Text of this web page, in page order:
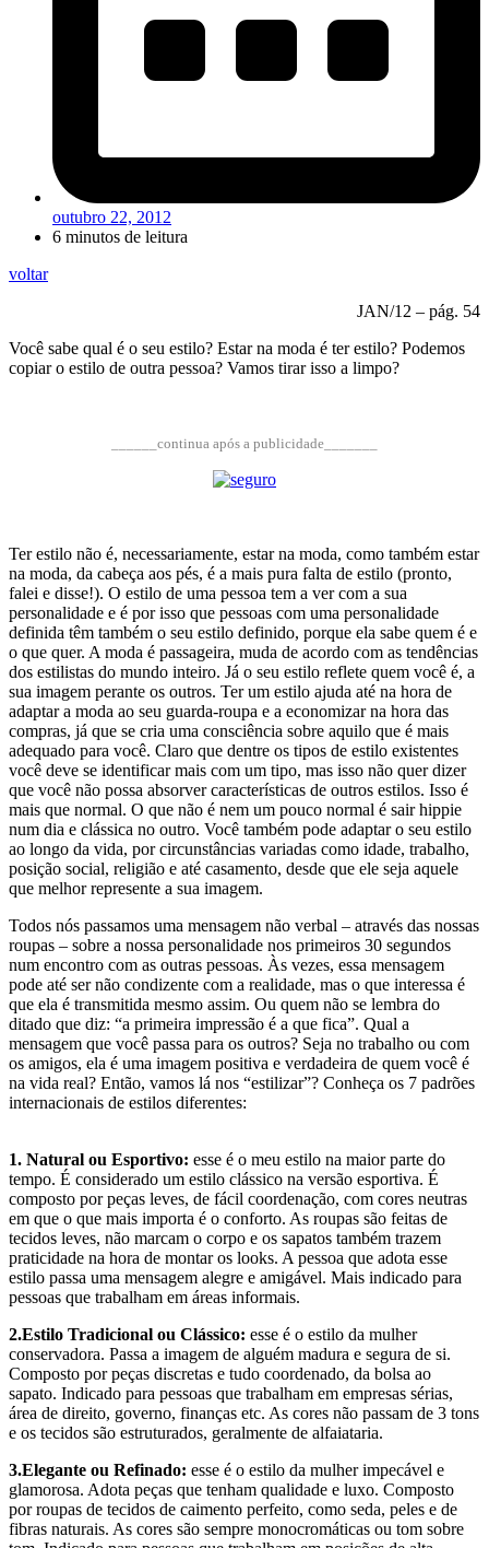
outubro 22, 2012
6 minutos de leitura
voltar
JAN/12 – pág. 54
Você sabe qual é o seu estilo? Estar na moda é ter estilo? Podemos
copiar o estilo de outra pessoa? Vamos tirar isso a limpo?
______continua após a publicidade_______
Ter estilo não é, necessariamente, estar na moda, como também estar
na moda, da cabeça aos pés, é a mais pura falta de estilo (pronto,
falei e disse!). O estilo de uma pessoa tem a ver com a sua
personalidade e é por isso que pessoas com uma personalidade
definida têm também o seu estilo definido, porque ela sabe quem é e
o que quer. A moda é passageira, muda de acordo com as tendências
dos estilistas do mundo inteiro. Já o seu estilo reflete quem você é, a
sua imagem perante os outros. Ter um estilo ajuda até na hora de
adaptar a moda ao seu guarda-roupa e a economizar na hora das
compras, já que se cria uma consciência sobre aquilo que é mais
adequado para você. Claro que dentre os tipos de estilo existentes
você deve se identificar mais com um tipo, mas isso não quer dizer
que você não possa absorver características de outros estilos. Isso é
mais que normal. O que não é nem um pouco normal é sair hippie
num dia e clássica no outro. Você também pode adaptar o seu estilo
ao longo da vida, por circunstâncias variadas como idade, trabalho,
posição social, religião e até casamento, desde que ele seja aquele
que melhor represente a sua imagem.
Todos nós passamos uma mensagem não verbal – através das nossas
roupas – sobre a nossa personalidade nos primeiros 30 segundos
num encontro com as outras pessoas. Às vezes, essa mensagem
pode até ser não condizente com a realidade, mas o que interessa é
que ela é transmitida mesmo assim. Ou quem não se lembra do
ditado que diz: “a primeira impressão é a que fica”. Qual a
mensagem que você passa para os outros? Seja no trabalho ou com
os amigos, ela é uma imagem positiva e verdadeira de quem você é
na vida real? Então, vamos lá nos “estilizar”? Conheça os 7 padrões
internacionais de estilos diferentes:
1. Natural ou Esportivo: esse é o meu estilo na maior parte do
tempo. É considerado um estilo clássico na versão esportiva. É
composto por peças leves, de fácil coordenação, com cores neutras
em que o que mais importa é o conforto. As roupas são feitas de
tecidos leves, não marcam o corpo e os sapatos também trazem
praticidade na hora de montar os looks. A pessoa que adota esse
estilo passa uma mensagem alegre e amigável. Mais indicado para
pessoas que trabalham em áreas informais.
2.Estilo Tradicional ou Clássico: esse é o estilo da mulher
conservadora. Passa a imagem de alguém madura e segura de si.
Composto por peças discretas e tudo coordenado, da bolsa ao
sapato. Indicado para pessoas que trabalham em empresas sérias,
área de direito, governo, finanças etc. As cores não passam de 3 tons
e os tecidos são estruturados, geralmente de alfaiataria.
3.Elegante ou Refinado: esse é o estilo da mulher impecável e
glamorosa. Adota peças que tenham qualidade e luxo. Composto
por roupas de tecidos de caimento perfeito, como seda, peles e de
fibras naturais. As cores são sempre monocromáticas ou tom sobre